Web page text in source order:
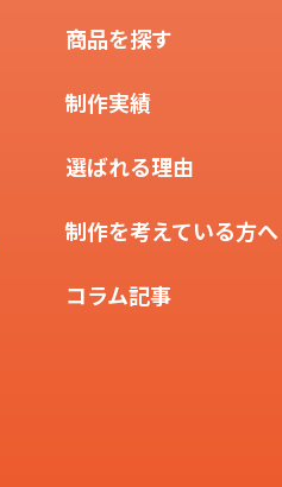
商品を探す
制作実績
選ばれる理由
制作を考えている方へ
コラム記事